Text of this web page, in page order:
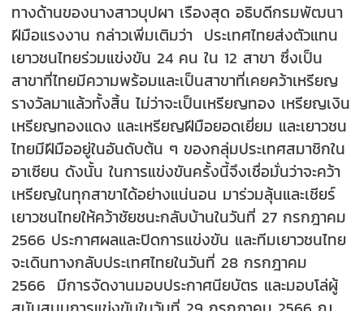
ทางด้านของนางสาวบุปผา เรืองสุด อธิบดีกรมพัฒนา
ฝีมือแรงงาน กล่าวเพิ่มเติมว่า ประเทศไทยส่งตัวแทน
เยาวชนไทยร่วมแข่งขัน 24 คน ใน 12 สาขา ซึ่งเป็น
สาขาที่ไทยมีความพร้อมและเป็นสาขาที่เคยคว้าเหรียญ
รางวัลมาแล้วทั้งสิ้น ไม่ว่าจะเป็นเหรียญทอง เหรียญเงิน
เหรียญทองแดง และเหรียญฝีมือยอดเยี่ยม และเยาวชน
ไทยมีฝีมืออยู่ในอันดับต้น ๆ ของกลุ่มประเทศสมาชิกใน
อาเซียน ดังนั้น ในการแข่งขันครั้งนี้จึงเชื่อมั่นว่าจะคว้า
เหรียญในทุกสาขาได้อย่างแน่นอน มาร่วมลุ้นและเชียร์
เยาวชนไทยให้คว้าชัยชนะกลับบ้านในวันที่ 27 กรกฎาคม
2566 ประกาศผลและปิดการแข่งขัน และทีมเยาวชนไทย
จะเดินทางกลับประเทศไทยในวันที่ 28 กรกฎาคม
2566 มีการจัดงานมอบประกาศนียบัตร และมอบโล่ผู้